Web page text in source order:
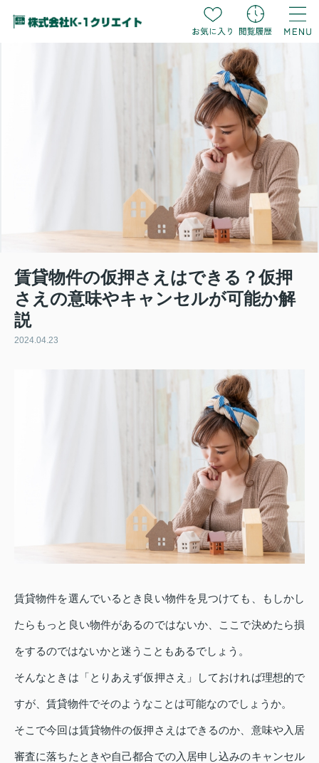
賃貸物件の仮押さえはできる？仮押
さえの意味やキャンセルが可能か解
説
2024.04.23
賃貸物件を選んでいるとき良い物件を見つけても、もしかし
たらもっと良い物件があるのではないか、ここで決めたら損
をするのではないかと迷うこともあるでしょう。
そんなときは「とりあえず仮押さえ」しておければ理想的で
すが、賃貸物件でそのようなことは可能なのでしょうか。
そこで今回は賃貸物件の仮押さえはできるのか、意味や入居
審査に落ちたときや自己都合での入居申し込みのキャンセル